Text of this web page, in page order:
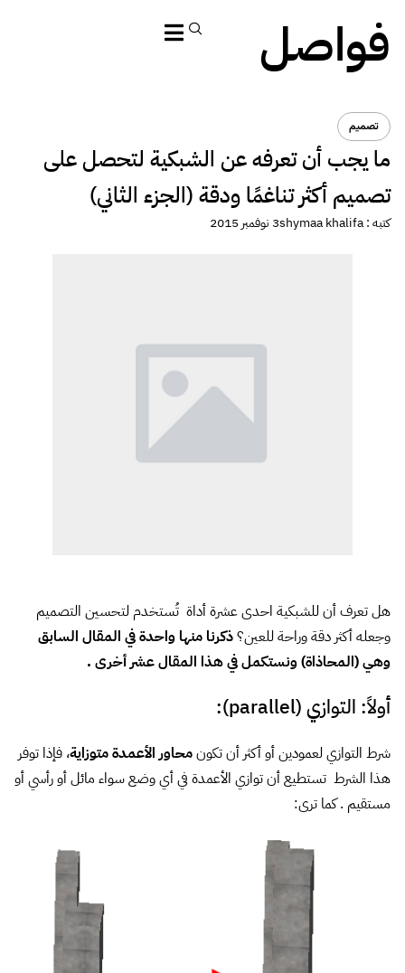
فواصل
تصميم
ما يجب أن تعرفه عن الشبكية لتحصل على
تصميم أكثر تناغمًا ودقة (الجزء الثاني)
كتبه :shymaa khalifa3 نوفمبر 2015
هل تعرف أن للشبكية احدى عشرة أداة تُستخدم لتحسين التصميم
وجعله أكثر دقة وراحة للعين؟ذكرنا منها واحدة في المقال السابق
وهي (المحاذاة) ونستكمل في هذا المقال عشر أخرى .
أولاً: التوازي (parallel):
شرط التوازي لعمودين أو أكثر أن تكونمحاور الأعمدة متوزاية، فإذا توفر
هذا الشرط تستطيع أن توازي الأعمدة في أي وضع سواء مائل أو رأسي أو
مستقيم . كما ترى: